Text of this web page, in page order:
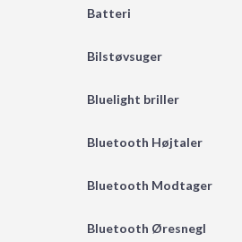
Batteri
Bilstøvsuger
Bluelight briller
Bluetooth Højtaler
Bluetooth Modtager
Bluetooth Øresnegl